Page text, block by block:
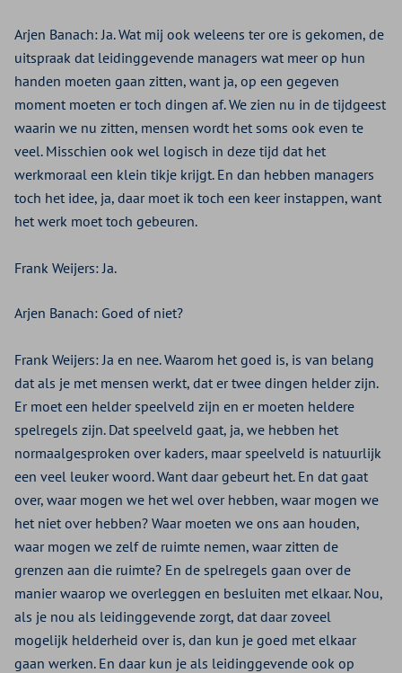
Arjen Banach: Ja. Wat mij ook weleens ter ore is gekomen, de
uitspraak dat leidinggevende managers wat meer op hun
handen moeten gaan zitten, want ja, op een gegeven
moment moeten er toch dingen af. We zien nu in de tijdgeest
waarin we nu zitten, mensen wordt het soms ook even te
veel. Misschien ook wel logisch in deze tijd dat het
werkmoraal een klein tikje krijgt. En dan hebben managers
toch het idee, ja, daar moet ik toch een keer instappen, want
het werk moet toch gebeuren.
Frank Weijers: Ja.
Arjen Banach: Goed of niet?
Frank Weijers: Ja en nee. Waarom het goed is, is van belang
dat als je met mensen werkt, dat er twee dingen helder zijn.
Er moet een helder speelveld zijn en er moeten heldere
spelregels zijn. Dat speelveld gaat, ja, we hebben het
normaalgesproken over kaders, maar speelveld is natuurlijk
een veel leuker woord. Want daar gebeurt het. En dat gaat
over, waar mogen we het wel over hebben, waar mogen we
het niet over hebben? Waar moeten we ons aan houden,
waar mogen we zelf de ruimte nemen, waar zitten de
grenzen aan die ruimte? En de spelregels gaan over de
manier waarop we overleggen en besluiten met elkaar. Nou,
als je nou als leidinggevende zorgt, dat daar zoveel
mogelijk helderheid over is, dan kun je goed met elkaar
gaan werken. En daar kun je als leidinggevende ook op